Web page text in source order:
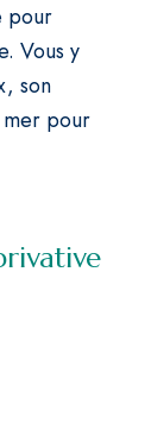
pour
Vous y
son
pour